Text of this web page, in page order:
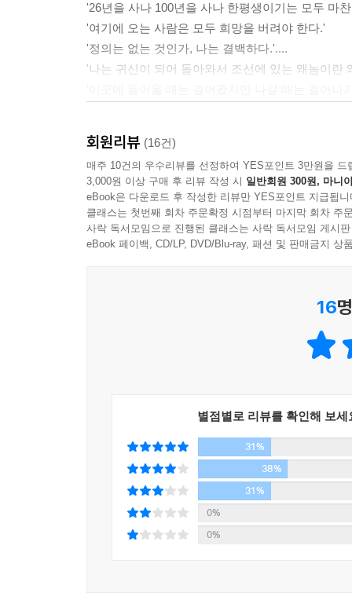
'26년을 사나 100년을 사나 한평생이기는 모두 마
'여기에 오는 사람은 모두 희망을 버려야 한다.'
'정의는 없는 것인가, 나는 결백하다.'....
'나는 귀신이 되어 돌아와서 조선에 있는 왜놈이란
아로새겨져 있었다. 그것은 마치 지옥 속에 있는 방
--- pp.236-237
내 전생애는 실패의 연속이었다. 또한 우리나라
렇지만 계속 전진할 수 있다는 자신을 얻는 데는
나에게는 아무런 두려움도 없었다. 무슨 일이 일
저 아래 세상이 달걀만하게 보이네.....
그 자유롭던 날개가 지금은 우리 속에 갇혔구나
태양이 떠오르기를 기다리지 말지어다!
회원리뷰 (16건)
매주 10건의 우수리뷰를 선정하여 YES포인트 3만원을 드
3,000원 이상 구매 후 리뷰 작성 시 일반회원 300원, 마니
eBook은 다운로드 후 작성한 리뷰만 YES포인트 지급됩니
클래스는 첫번째 회차 주문확정 시점부터 마지막 회차 주
사락 독서모임으로 진행된 클래스는 사락 독서모임 게시
eBook 페이백, CD/LP, DVD/Blu-ray, 패션 및 판매금지 상
16
별점별로 리뷰를 확인해 보세
31%
38%
31%
0%
0%